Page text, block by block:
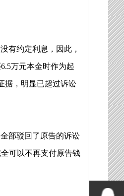
规范化建设事务所证书
有约定利息，因此，
万元本金时作为起
据，明显已超过诉讼
部驳回了原告的诉讼
可以不再支付原告钱